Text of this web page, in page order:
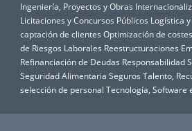
Ingeniería, Proyectos y Obras
Licitaciones y Concursos Públicos Logística
captación de clientes Optimización de
de Riesgos Laborales Reestructuraciones
Refinanciación de Deudas Responsabilidad
Seguridad Alimentaria Seguros Talento,
selección de personal Tecnología, Software